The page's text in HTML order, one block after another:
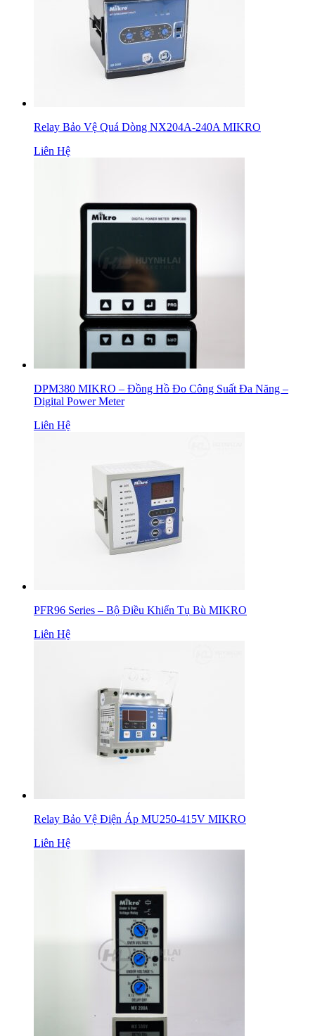
Relay Bảo Vệ Quá Dòng NX204A-240A MIKRO
Liên Hệ
DPM380 MIKRO – Đồng Hồ Đo Công Suất Đa Năng –
Digital Power Meter
Liên Hệ
PFR96 Series – Bộ Điều Khiển Tụ Bù MIKRO
Liên Hệ
Relay Bảo Vệ Điện Áp MU250-415V MIKRO
Liên Hệ